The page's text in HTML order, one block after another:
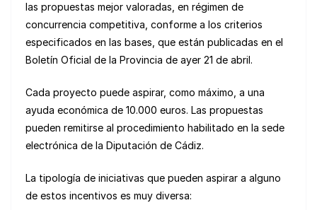
las propuestas mejor valoradas, en régimen de
concurrencia competitiva, conforme a los criterios
especificados en las bases, que están publicadas en el
Boletín Oficial de la Provincia de ayer 21 de abril.
Cada proyecto puede aspirar, como máximo, a una
ayuda económica de 10.000 euros. Las propuestas
pueden remitirse al procedimiento habilitado en la sede
electrónica de la Diputación de Cádiz.
La tipología de iniciativas que pueden aspirar a alguno
de estos incentivos es muy diversa: